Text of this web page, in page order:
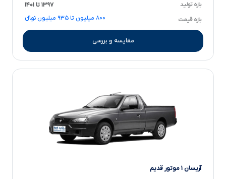
بازه تولید ۱۳۹۷ تا ۱۴۰۱
بازه قیمت ۸۰۰ میلیون تا ۹۳۵ میلیون تومانءءء
مقایسه و بررسی
آریسان ۱ موتور قدیم